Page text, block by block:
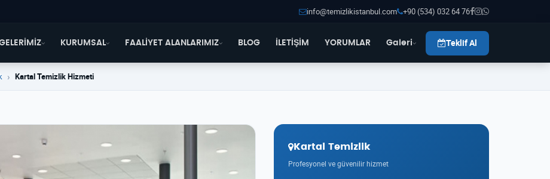
info@temizlikistanbul.com +90 (534) 032 64 76
KURUMSAL FAALİYET ALANLARIMIZ BLOG İLETİŞİM YORUMLAR Galeri Teklif Al
Kartal Temizlik Hizmeti
Kartal Temizlik
Profesyonel ve güvenilir hizmet